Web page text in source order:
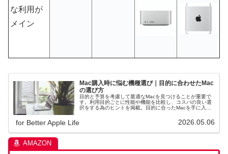
な利用が
メイン
Mac購入時に悩む機種選び｜目的に合わせたMac
の選び方
目的と予算を考慮して最適なMacを見つけることが重要で
す。利用目的ごとに性能や機能を比較し、コスパの良い選
択をする為のヒントを掲載。目的に合ったMacを手に入れ
for Better Apple Life 2026.05.06